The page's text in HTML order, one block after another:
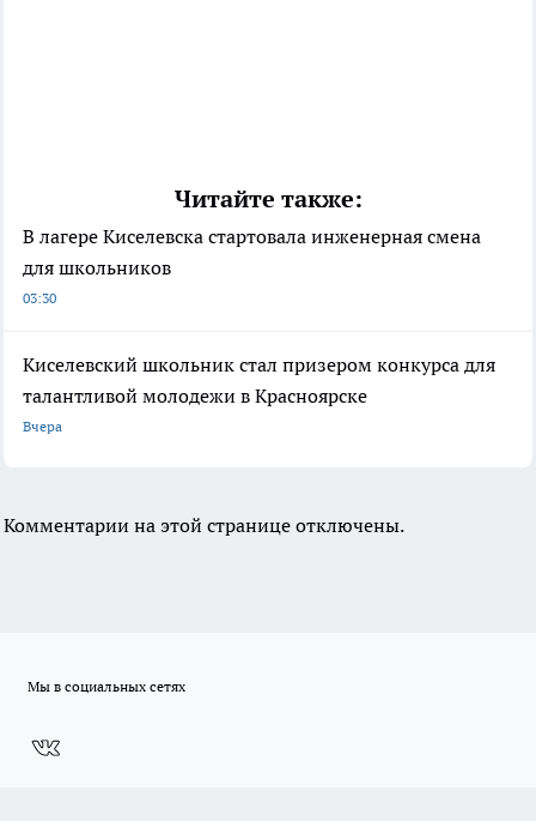
Читайте также:
В лагере Киселевска стартовала инженерная смена
для школьников
03:30
Киселевский школьник стал призером конкурса для
талантливой молодежи в Красноярске
Вчера
Комментарии на этой странице отключены.
Мы в социальных сетях